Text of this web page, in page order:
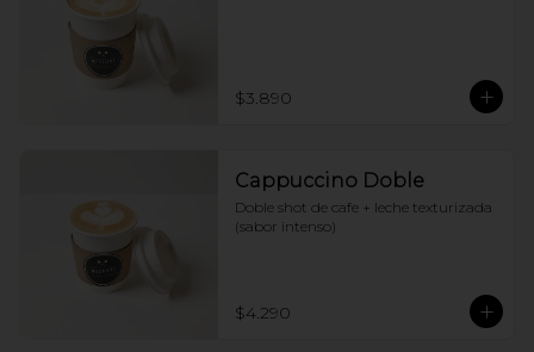
$3.890
Cappuccino Doble
Doble shot de cafe + leche texturizada
(sabor intenso)
$4.290